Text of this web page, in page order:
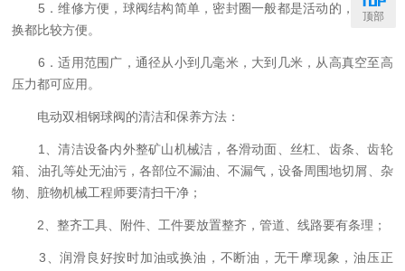
5．维修方便，球阀结构简单，密封圈一般都是活动的，拆卸更
换都比较方便。
6．适用范围广，通径从小到几毫米，大到几米，从高真空至高
压力都可应用。
电动双相钢球阀的清洁和保养方法：
1、清洁设备内外整矿山机械洁，各滑动面、丝杠、齿条、齿轮
箱、油孔等处无油污，各部位不漏油、不漏气，设备周围地切屑、杂
物、脏物机械工程师要清扫干净；
2、整齐工具、附件、工件要放置整齐，管道、线路要有条理；
3、润滑良好按时加油或换油，不断油，无干摩现象，油压正
顶部